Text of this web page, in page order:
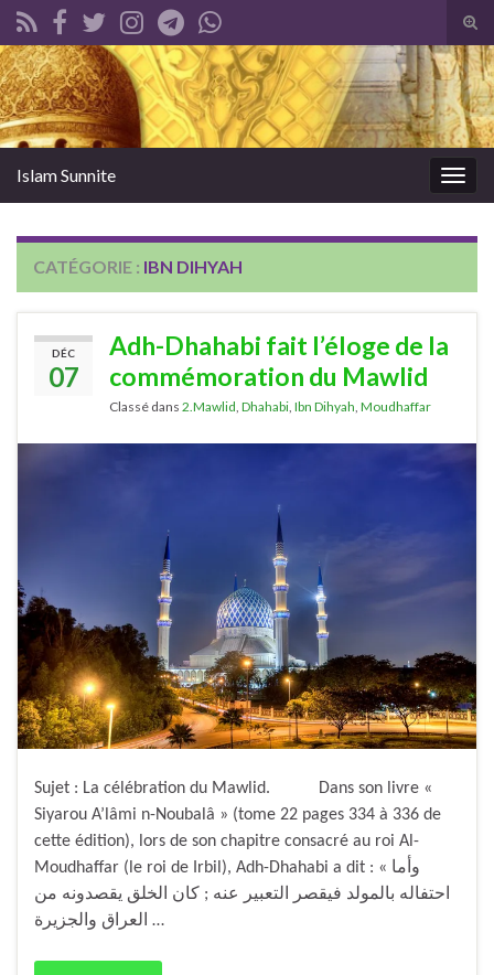
Search for:
Islam Sunnite
CATÉGORIE : IBN DIHYAH
DÉC
07
Adh-Dhahabi fait l’éloge de la
commémoration du Mawlid
Classé dans 2.Mawlid Dhahabi Ibn Dihyah Moudhaffar
Sujet : La célébration du Mawlid. Dans son livre «
Siyarou A’lâmi n-Noubalâ » (tome 22 pages 334 à 336 de
cette édition), lors de son chapitre consacré au roi Al-
Moudhaffar (le roi de Irbil), Adh-Dhahabi a dit : « وأما
احتفاله بالمولد فيقصر التعبير عنه ; كان الخلق يقصدونه من
العراق والجزيرة …